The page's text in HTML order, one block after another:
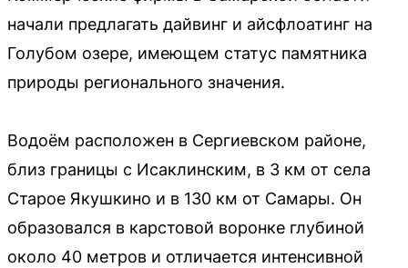
начали предлагать дайвинг и айсфлоатинг на
Голубом озере, имеющем статус памятника
природы регионального значения.
Водоём расположен в Сергиевском районе,
близ границы с Исаклинским, в 3 км от села
Старое Якушкино и в 130 км от Самары. Он
образовался в карстовой воронке глубиной
около 40 метров и отличается интенсивной